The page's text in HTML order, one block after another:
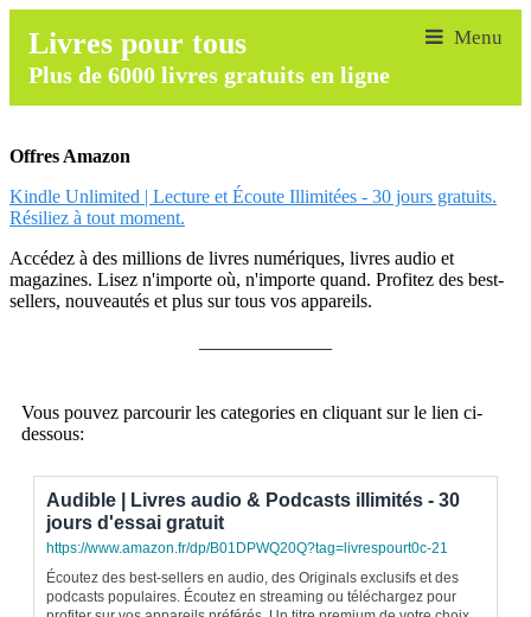
Livres pour tous
Plus de 6000 livres gratuits en ligne
Offres Amazon
Kindle Unlimited | Lecture et Écoute Illimitées - 30 jours gratuits.
Résiliez à tout moment.
Accédez à des millions de livres numériques, livres audio et
magazines. Lisez n'importe où, n'importe quand. Profitez des best-
sellers, nouveautés et plus sur tous vos appareils.
Vous pouvez parcourir les categories en cliquant sur le lien ci-
dessous:
Audible | Livres audio & Podcasts illimités - 30
jours d'essai gratuit
https://www.amazon.fr/dp/B01DPWQ20Q?tag=livrespourt0c-21
Écoutez des best-sellers en audio, des Originals exclusifs et des
podcasts populaires. Écoutez en streaming ou téléchargez pour